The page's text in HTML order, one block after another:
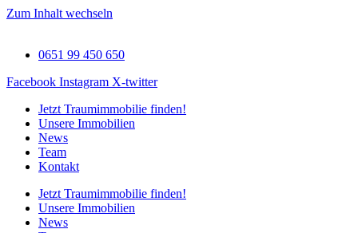
Zum Inhalt wechseln
0651 99 450 650
Facebook Instagram X-twitter
Jetzt Traumimmobilie finden!​
Unsere Immobilien
News
Team
Kontakt
Jetzt Traumimmobilie finden!​
Unsere Immobilien
News